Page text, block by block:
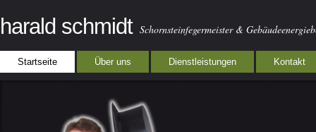
harald schmidt Schornsteinfegermeister &
Startseite Über uns Dienstleistungen Kontakt